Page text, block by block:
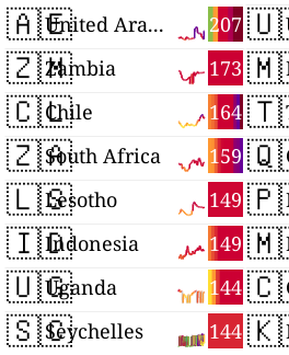
🇦🇪 207
United Arab Emirates
🇿🇲 173
Zambia
🇨🇱 164
Chile
🇿🇦 159
South Africa
🇱🇸 149
Lesotho
🇮🇩 149
Indonesia
🇺🇬 144
Uganda
🇸🇨 144
Seychelles